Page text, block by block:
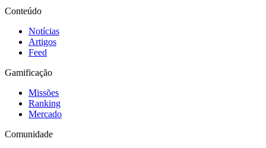
Conteúdo
Notícias
Artigos
Feed
Gamificação
Missões
Ranking
Mercado
Comunidade